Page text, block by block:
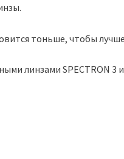
тоньше, чтобы
линзами SPECTRON